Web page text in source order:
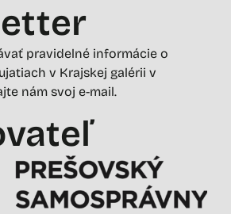
pravidelné informácie o
v Krajskej galérii v
nám svoj e-mail.